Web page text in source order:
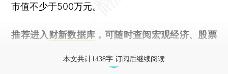
市值不少于500万元。
推荐进入 财新数据库 ，可随时查阅宏观经济、股票
本文共计1438字 订阅后继续阅读